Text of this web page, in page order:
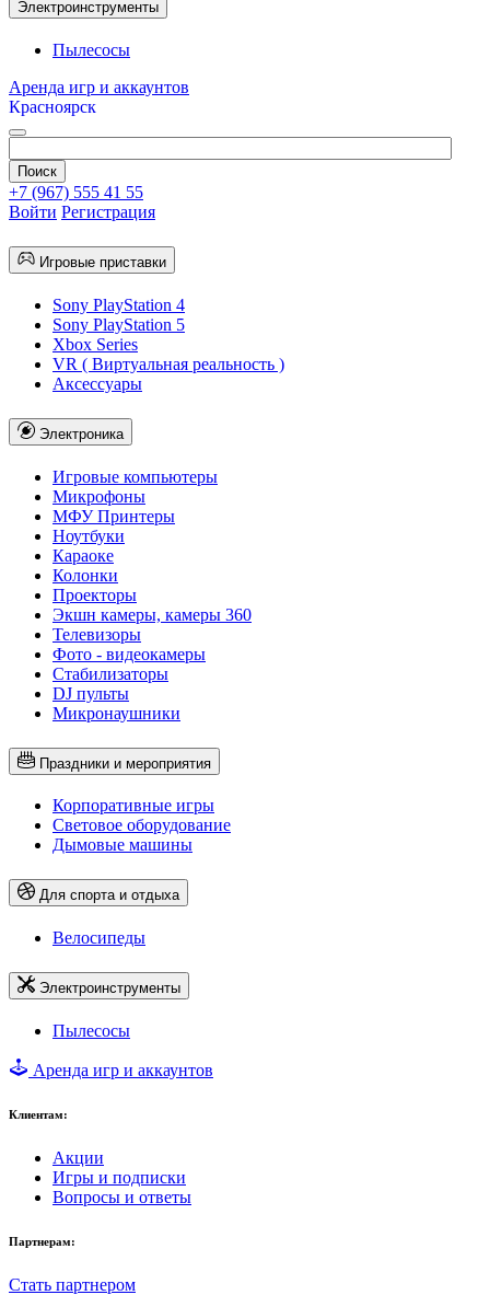
Электроинструменты
Пылесосы
Аренда игр и аккаунтов
Красноярск
+7 (967) 555 41 55
Войти Регистрация
Игровые приставки
Sony PlayStation 4
Sony PlayStation 5
Xbox Series
VR ( Виртуальная реальность )
Аксессуары
Электроника
Игровые компьютеры
Микрофоны
МФУ Принтеры
Ноутбуки
Караоке
Колонки
Проекторы
Экшн камеры, камеры 360
Телевизоры
Фото - видеокамеры
Стабилизаторы
DJ пульты
Микронаушники
Праздники и мероприятия
Корпоративные игры
Световое оборудование
Дымовые машины
Для спорта и отдыха
Велосипеды
Электроинструменты
Пылесосы
Аренда игр и аккаунтов
Клиентам:
Акции
Игры и подписки
Вопросы и ответы
Партнерам:
Стать партнером